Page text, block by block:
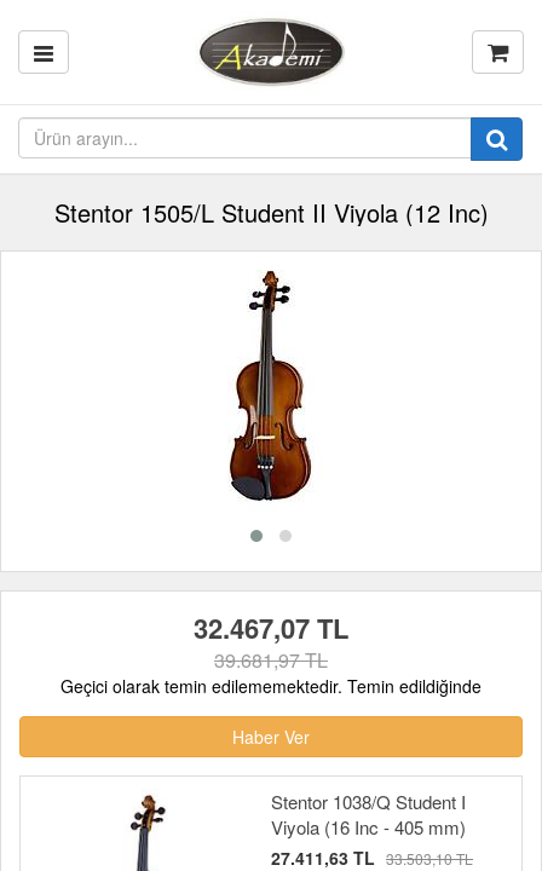
Stentor 1505/L Student II Viyola (12 Inc)
32.467,07 TL
39.681,97 TL
Geçici olarak temin edilememektedir. Temin edildiğinde
Haber Ver
Stentor 1038/Q Student I
Viyola (16 Inc - 405 mm)
27.411,63 TL 33.503,10 TL